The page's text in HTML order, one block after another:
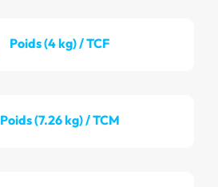
Poids (4 kg) / TCF
Poids (7.26 kg) / TCM